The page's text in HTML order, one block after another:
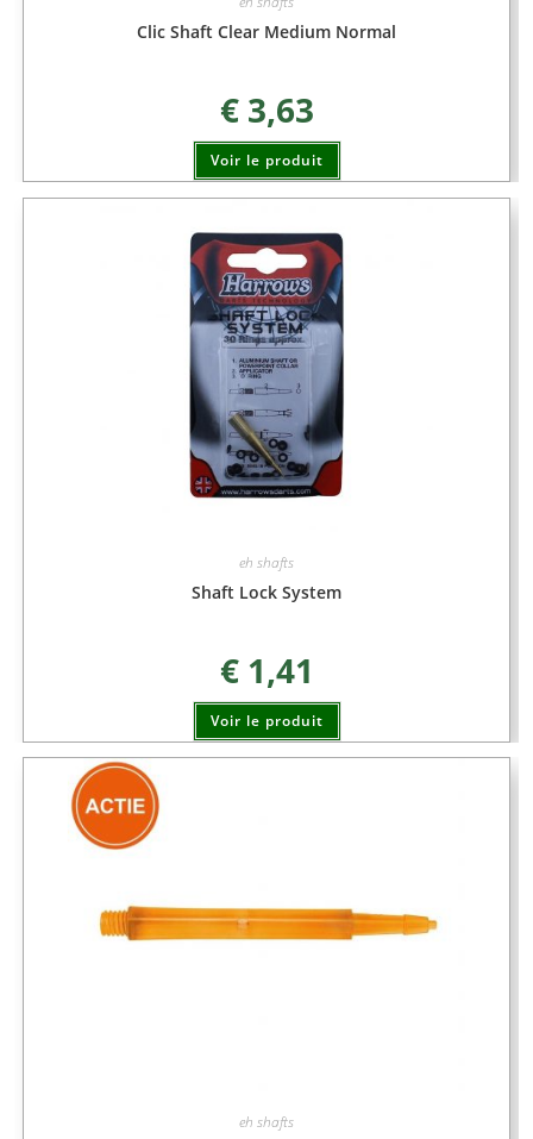
Clic Shaft Clear Medium Normal
€3,63
Voir le produit
eh shafts
Shaft Lock System
€1,41
Voir le produit
eh shafts